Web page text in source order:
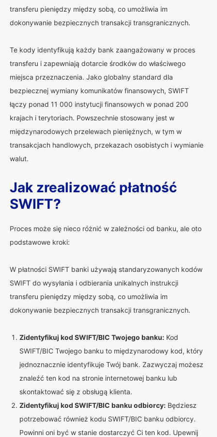
transferu pieniędzy między sobą, co umożliwia im
dokonywanie bezpiecznych transakcji transgranicznych.
Te kody identyfikują każdy bank zaangażowany w proces
transferu i zapewniają dotarcie środków do właściwego
miejsca przeznaczenia. Jako globalny standard dla
bezpiecznej wymiany komunikatów finansowych, SWIFT
łączy ponad 11 000 instytucji finansowych w ponad 200
krajach i terytoriach. Powszechnie stosowany jest w
międzynarodowych przelewach pieniężnych, w tym w
transakcjach handlowych, przekazach osobistych i wymianie
walut.
Jak zrealizować płatność
SWIFT?
Proces może się nieco różnić w zależności od banku, ale oto
podstawowe kroki:
W płatności SWIFT banki używają standaryzowanych kodów
SWIFT do wysyłania i odbierania unikalnych instrukcji
transferu pieniędzy między sobą, co umożliwia im
dokonywanie bezpiecznych transakcji transgranicznych.
Zidentyfikuj kod SWIFT/BIC Twojego banku: Kod
SWIFT/BIC Twojego banku to międzynarodowy kod, który
jednoznacznie identyfikuje Twój bank. Zazwyczaj możesz
znaleźć ten kod na stronie internetowej banku lub
skontaktować się z obsługą klienta.
Zidentyfikuj kod SWIFT/BIC banku odbiorcy: Będziesz
potrzebować również kodu SWIFT/BIC banku odbiorcy.
Powinni oni być w stanie dostarczyć Ci ten kod. Upewnij